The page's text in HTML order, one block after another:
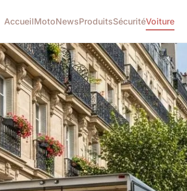
AccueilMotoNewsProduitsSécuritéVoiture